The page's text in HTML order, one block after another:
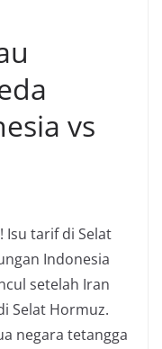
vs
! Isu tarif di Selat
Indonesia
setelah Iran
Selat Hormuz.
negara tetangga